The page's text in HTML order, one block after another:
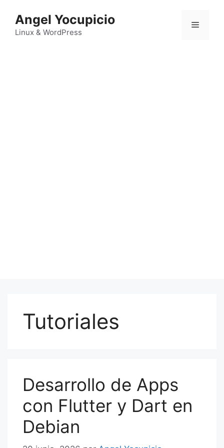
contenido
Angel Yocupicio
Linux & WordPress
Menú
Tutoriales
Desarrollo de Apps
con Flutter y Dart en
Debian